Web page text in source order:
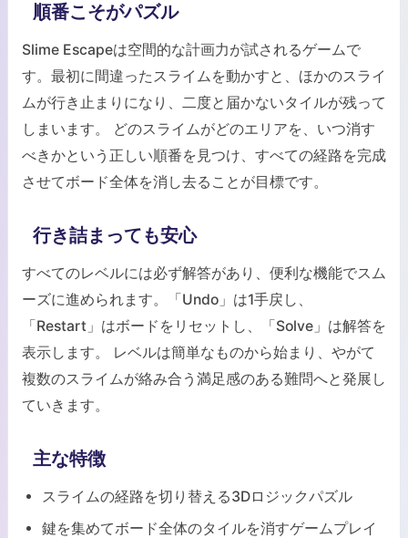
順番こそがパズル
Slime Escapeは空間的な計画力が試されるゲームで
す。最初に間違ったスライムを動かすと、ほかのスライ
ムが行き止まりになり、二度と届かないタイルが残って
しまいます。 どのスライムがどのエリアを、いつ消す
べきかという正しい順番を見つけ、すべての経路を完成
させてボード全体を消し去ることが目標です。
行き詰まっても安心
すべてのレベルには必ず解答があり、便利な機能でスム
ーズに進められます。「Undo」は1手戻し、
「Restart」はボードをリセットし、「Solve」は解答を
表示します。 レベルは簡単なものから始まり、やがて
複数のスライムが絡み合う満足感のある難問へと発展し
ていきます。
主な特徴
スライムの経路を切り替える3Dロジックパズル
鍵を集めてボード全体のタイルを消すゲームプレイ